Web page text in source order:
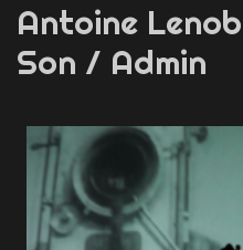
Antoine
Son / Admin